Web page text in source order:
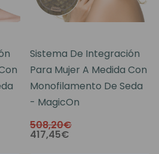
Sistema De Integración
Para Mujer A Medida Con
Monofilamento De Seda
- MagicOn
508,20€
417,45€